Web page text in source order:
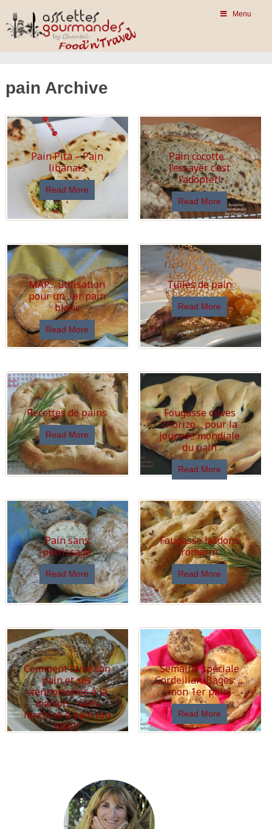
Menu
pain Archive
Pain Pita – Pain
libanais
Read More
Pain cocotte…
l’essayer c’est
l’adopter!
Read More
MAP… utilisation
pour un 1er pain
blanc
Read More
Tuiles de pain
Read More
Recettes de pains
Read More
Fougasse olives
chorizo… pour la
journée mondiale
du pain
Read More
Pain sans
pétrissage
Read More
Fougasse lardons
romarin
Read More
Comment faire son
pain et ses
viennoiseries à la
maison… sans
machine à pain (ou
MAP)
Semaine spéciale
Cordeillan-Bages: …
mon 1er pain!
Read More